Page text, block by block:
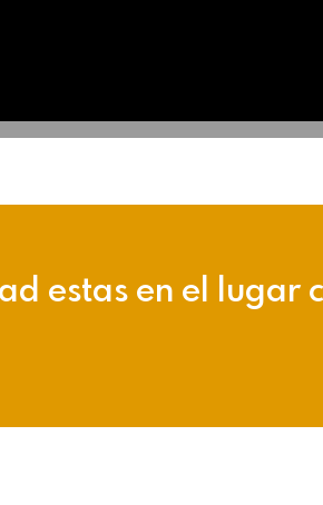
estas en el lugar